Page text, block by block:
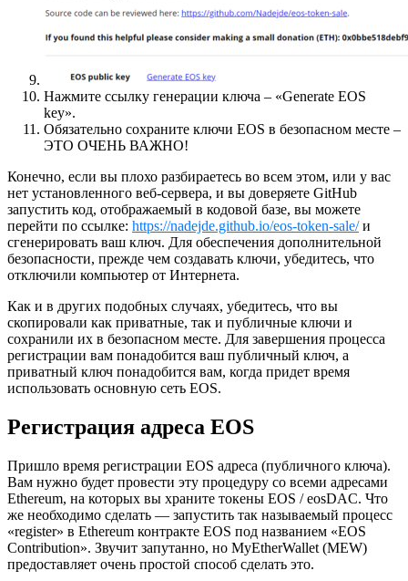
Нажмите ссылку генерации ключа – «Generate EOS
key».
Обязательно сохраните ключи EOS в безопасном месте –
ЭТО ОЧЕНЬ ВАЖНО!
Конечно, если вы плохо разбираетесь во всем этом, или у вас
нет установленного веб-сервера, и вы доверяете GitHub
запустить код, отображаемый в кодовой базе, вы можете
перейти по ссылке: https://nadejde.github.io/eos-token-sale/и
сгенерировать ваш ключ. Для обеспечения дополнительной
безопасности, прежде чем создавать ключи, убедитесь, что
отключили компьютер от Интернета.
Как и в других подобных случаях, убедитесь, что вы
скопировали как приватные, так и публичные ключи и
сохранили их в безопасном месте. Для завершения процесса
регистрации вам понадобится ваш публичный ключ, а
приватный ключ понадобится вам, когда придет время
использовать основную сеть EOS.
Регистрация адреса EOS
Пришло время регистрации EOS адреса (публичного ключа).
Вам нужно будет провести эту процедуру со всеми адресами
Ethereum, на которых вы храните токены EOS / eosDAC. Что
же необходимо сделать — запустить так называемый процесс
«register» в Ethereum контракте EOS под названием «EOS
Contribution». Звучит запутанно, но MyEtherWallet (MEW)
предоставляет очень простой способ сделать это.